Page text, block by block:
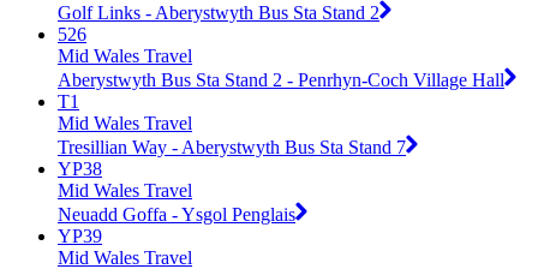
Golf Links - Aberystwyth Bus Sta Stand 2
526
Mid Wales Travel
Aberystwyth Bus Sta Stand 2 - Penrhyn-Coch Village Hall
T1
Mid Wales Travel
Tresillian Way - Aberystwyth Bus Sta Stand 7
YP38
Mid Wales Travel
Neuadd Goffa - Ysgol Penglais
YP39
Mid Wales Travel